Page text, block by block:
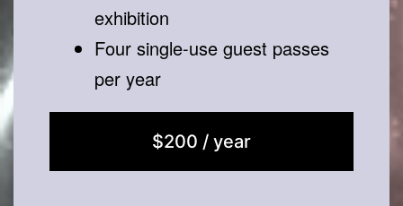
exhibition
Four single-use guest passes
per year
$200 / year